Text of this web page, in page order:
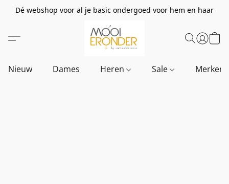
Dé webshop voor al je basic ondergoed voor hem en haar
Nieuw Dames Heren Sale Merken